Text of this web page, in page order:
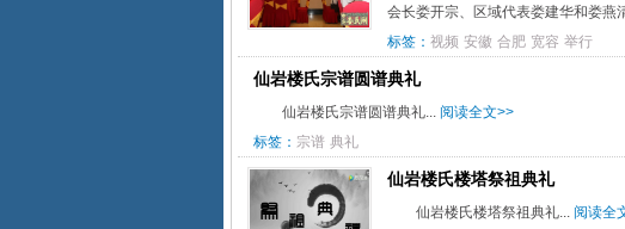
会长娄开宗、区域代表娄建华和娄
标签： 视频 安徽 合肥 宽容 举行
仙岩楼氏宗谱圆谱典礼
仙岩楼氏宗谱圆谱典礼... 阅读全文>>
标签： 宗谱 典礼
仙岩楼氏楼塔祭祖典礼
仙岩楼氏楼塔祭祖典礼... 阅读全